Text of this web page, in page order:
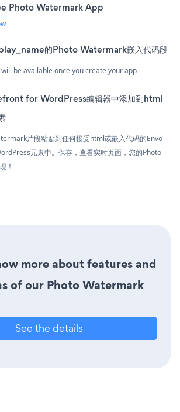
Photo Watermark App
的Photo Watermark嵌入代码段
be available once you create your app
for WordPress编辑器中添加到html
片段粘贴到任何接受html或嵌入代码的Envo
元素中。保存，查看实时页面，您的Photo
！
more about features and
of our Photo Watermark
See the details